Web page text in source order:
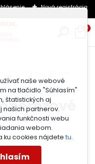
naše webové
na tlačidlo "Súhlasím"
štatistických aj
našich partnerov.
funkčnosti webu
webom.
ku cookies nájdete tu.
Nová registrácia
0
tovar.